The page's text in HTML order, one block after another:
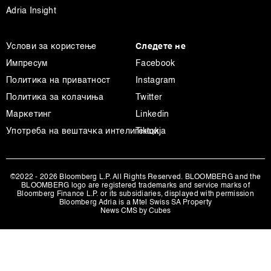
Adria Insight
Услови за користење
Импресум
Политика на приватност
Политика за колачиња
Маркетинг
Употреба на вештачка интелигенција
Следете не
Facebook
Instagram
Twitter
Linkedin
Tiktok
©2022 - 2026 Bloomberg L.P. All Rights Reserved. BLOOMBERG and the
BLOOMBERG logo are registered trademarks and service marks of
Bloomberg Finance L.P. or its subsidiaries, displayed with permission
Bloomberg Adria is a Mtel Swiss SA Property
News CMS by Cubes